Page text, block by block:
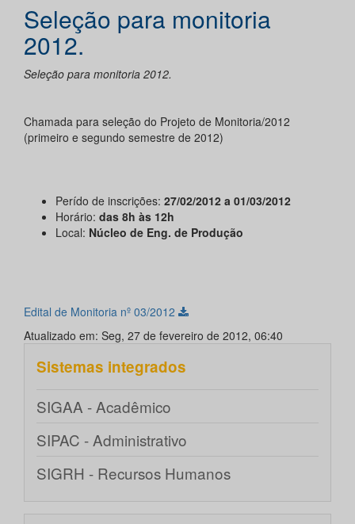
Seleção para monitoria
2012.
Seleção para monitoria 2012.
Chamada para seleção do Projeto de Monitoria/2012
(primeiro e segundo semestre de 2012)
Perído de inscrições: 27/02/2012 a 01/03/2012
Horário: das 8h às 12h
Local: Núcleo de Eng. de Produção
Edital de Monitoria nº 03/2012
Atualizado em: Seg, 27 de fevereiro de 2012, 06:40
Sistemas integrados
SIGAA - Acadêmico
SIPAC - Administrativo
SIGRH - Recursos Humanos